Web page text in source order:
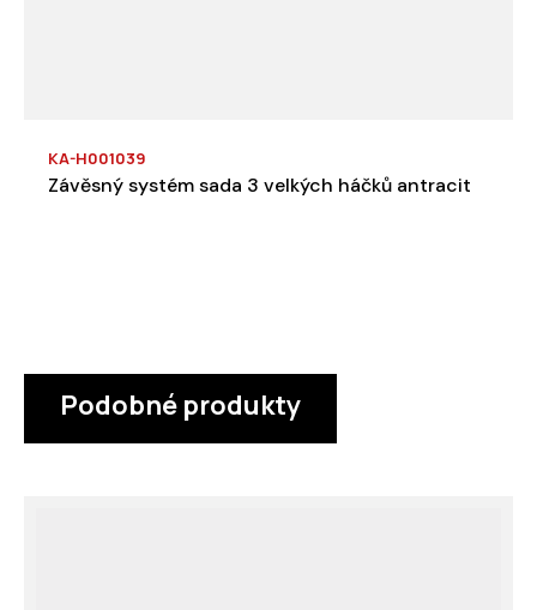
KA-H001039
Závěsný systém sada 3 velkých háčků antracit
Podobné produkty